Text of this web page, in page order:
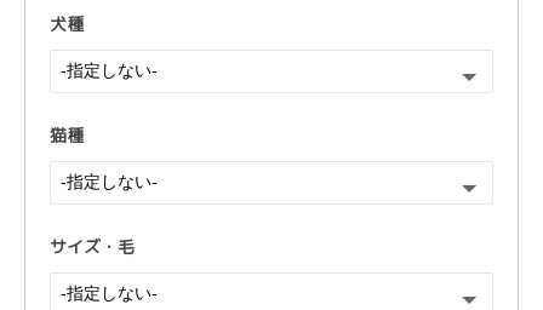
犬種
猫種
サイズ・毛